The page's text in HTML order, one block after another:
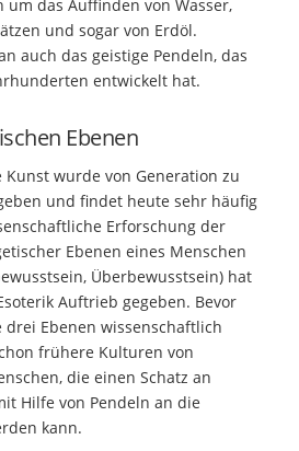
das Auffinden von Wasser,
und sogar von Erdöl.
auch das geistige Pendeln, das
entwickelt hat.
Ebenen
Kunst wurde von Generation zu
und findet heute sehr häufig
Erforschung der
Ebenen eines Menschen
Überbewusstsein) hat
Auftrieb gegeben. Bevor
drei Ebenen wissenschaftlich
frühere Kulturen von
die einen Schatz an
Hilfe von Pendeln an die
kann.